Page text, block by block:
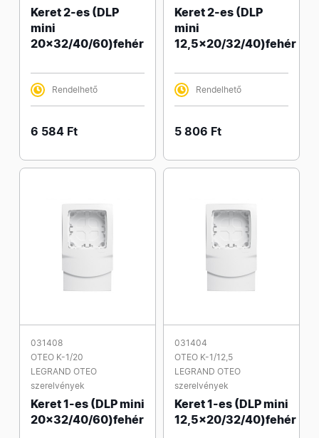
Keret 2-es (DLP
mini
20x32/40/60)fehér
Rendelhető
6 584 Ft
Keret 2-es (DLP
mini
12,5x20/32/40)fehér
Rendelhető
5 806 Ft
031408
OTEO K-1/20
LEGRAND OTEO
szerelvények
Keret 1-es (DLP mini
20x32/40/60)fehér
031404
OTEO K-1/12,5
LEGRAND OTEO
szerelvények
Keret 1-es (DLP mini
12,5x20/32/40)fehér